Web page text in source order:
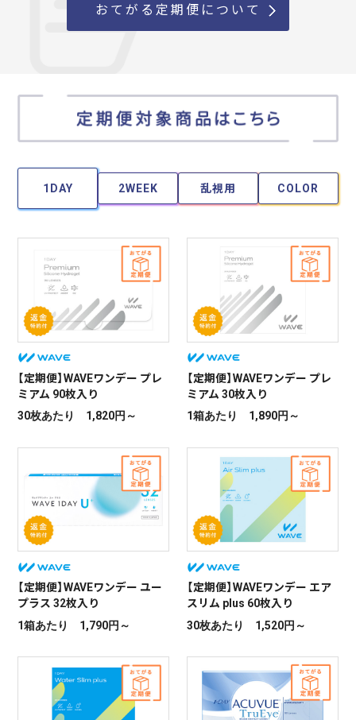
おてがる定期便について
1DAY 2WEEK 乱視用 COLOR
【定期便】WAVEワンデー プレ
ミアム 90枚入り
30枚あたり 1,820円～
【定期便】WAVEワンデー プレ
ミアム 30枚入り
1箱あたり 1,890円～
【定期便】WAVEワンデー ユー
プラス 32枚入り
1箱あたり 1,790円～
【定期便】WAVEワンデー エア
スリム plus 60枚入り
30枚あたり 1,520円～
【定期便】WAVE 2ウィーク エ
アスリム plus
6枚あたり 1,360円～
【定期便】アキュビューオアシ
ス
6枚あたり 2,798円～
【定期便】2ウィークアキュビ
ュー
6枚あたり 2,648円～
【定期便】メダリストプラス
6枚あたり 1,779円～
【定期便】ワンデーアキュビュ
ーモイスト 乱視用
30枚あたり 2,948円～
【定期便】ワンデー アキュビュ
ー オアシス 乱視用
30枚あたり 4,321円～
【定期便】アキュビューオアシ
ス 乱視用
6枚あたり 3,084円～
【定期便】メダリスト ワンデー
プラス 乱視用
30枚あたり 2,289円～
【定期便】WAVEワンデー UV リ
30枚あたり 2,140円～
【定期便】WAVEワンデー UV リ
30枚入り
30枚あたり 2,140円～
【定期便】WAVEワンデー UV リ
ング plus ヘーゼルベール 30
ーディファインモイスト ヴィ
ヴィッドスタイル
30枚あたり 2,938円～